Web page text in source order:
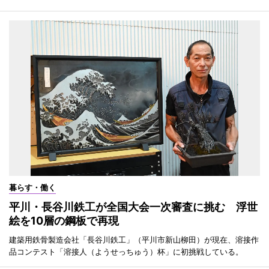
暮らす・働く
平川・長谷川鉄工が全国大会一次審査に挑む 浮世
絵を10層の鋼板で再現
建築用鉄骨製造会社「長谷川鉄工」（平川市新山柳田）が現在、溶接作
品コンテスト「溶接人（ようせっちゅう）杯」に初挑戦している。